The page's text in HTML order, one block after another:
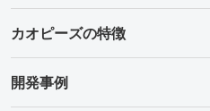
カオピーズの特徴
開発事例